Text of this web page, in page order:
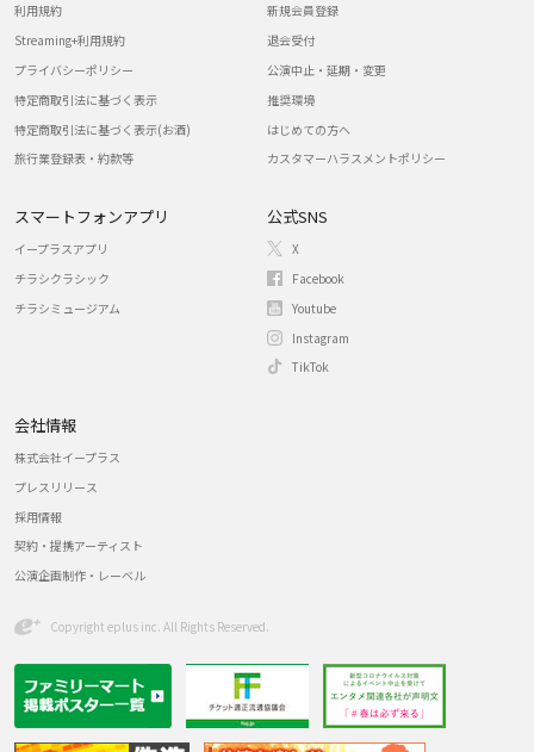
利用規約
Streaming+利用規約
プライバシーポリシー
特定商取引法に基づく表示
特定商取引法に基づく表示(お酒)
旅行業登録表・約款等
新規会員登録
退会受付
公演中止・延期・変更
推奨環境
はじめての方へ
カスタマーハラスメントポリシー
スマートフォンアプリ
イープラスアプリ
チラシクラシック
チラシミュージアム
公式SNS
X
Facebook
Youtube
Instagram
TikTok
会社情報
株式会社イープラス
プレスリリース
採用情報
契約・提携アーティスト
公演企画制作・レーベル
Copyright eplus inc. All Rights Reserved.